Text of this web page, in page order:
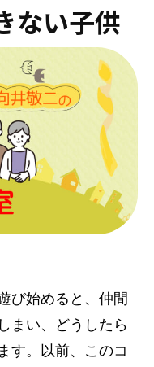
ない子供
び始めると、仲間
まい、どうしたら
す。以前、このコ